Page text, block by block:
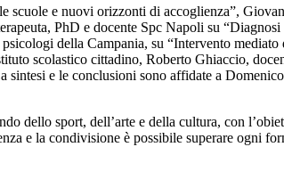
e nuovi orizzonti di accoglienza”,
PhD e docente Spc Napoli su
della Campania, su “Intervento
scolastico cittadino, Roberto Ghiaccio,
e le conclusioni sono affidate a
dello sport, dell’arte e della cultura, con
e la condivisione è possibile superare ogni